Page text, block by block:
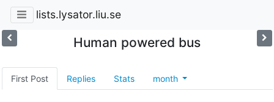
lists.lysator.liu.se
Human powered bus
First Post Replies Stats month